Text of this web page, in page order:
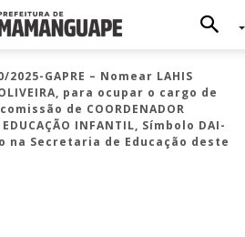
2025-GAPRE – Nomear LAHIS
OLIVEIRA, para ocupar o cargo de
de COORDENADOR
EDUCAÇÃO INFANTIL, Símbolo DAI-
na Secretaria de Educação deste